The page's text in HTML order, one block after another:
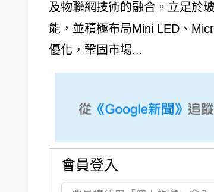
及物聯網技術的融合。立足於
能，並積極布局Mini LED、
優化，鞏固市場...
會員登入